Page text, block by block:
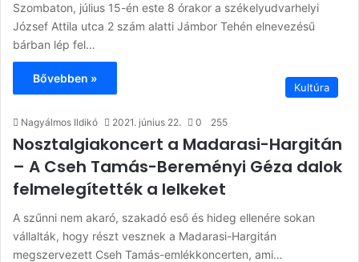
Szombaton, július 15-én este 8 órakor a székelyudvarhelyi
József Attila utca 2 szám alatti Jámbor Tehén elnevezésű
bárban lép fel…
Bővebben »
Kultúra
Nagyálmos Ildikó 2021. június 22. 0 255
Nosztalgiakoncert a Madarasi-Hargitán
– A Cseh Tamás-Bereményi Géza dalok
felmelegítették a lelkeket
A szűnni nem akaró, szakadó eső és hideg ellenére sokan
vállalták, hogy részt vesznek a Madarasi-Hargitán
megszervezett Cseh Tamás-emlékkoncerten, ami…